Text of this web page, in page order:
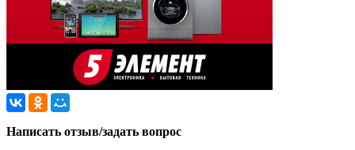
Написать отзыв/задать вопрос